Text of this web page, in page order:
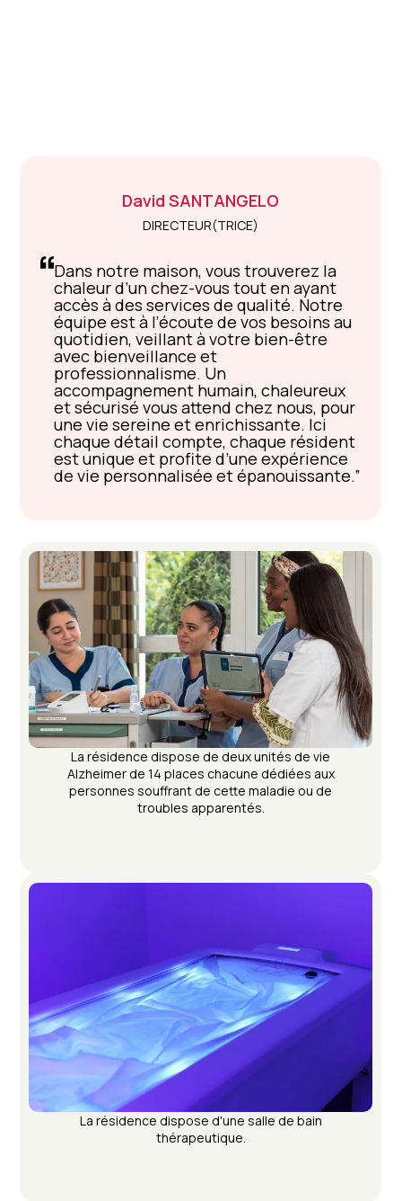
David SANTANGELO
DIRECTEUR(TRICE)
Dans notre maison, vous trouverez la
chaleur d’un chez-vous tout en ayant
accès à des services de qualité. Notre
équipe est à l’écoute de vos besoins au
quotidien, veillant à votre bien-être
avec bienveillance et
professionnalisme. Un
accompagnement humain, chaleureux
et sécurisé vous attend chez nous, pour
une vie sereine et enrichissante. Ici
chaque détail compte, chaque résident
est unique et profite d’une expérience
de vie personnalisée et épanouissante.
La résidence dispose de deux unités de vie
Alzheimer de 14 places chacune dédiées aux
personnes souffrant de cette maladie ou de
troubles apparentés.
La résidence dispose d'une salle de bain
thérapeutique.